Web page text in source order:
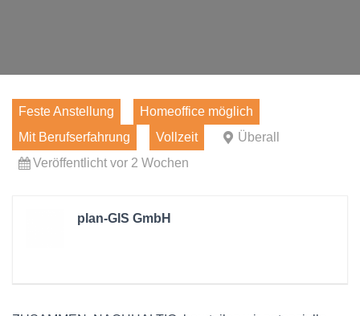
Feste Anstellung
Homeoffice möglich
Mit Berufserfahrung
Vollzeit
Überall
Veröffentlicht vor 2 Wochen
plan-GIS GmbH